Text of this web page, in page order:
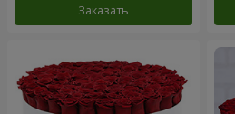
Заказать